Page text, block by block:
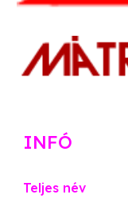
INFÓ
Teljes név